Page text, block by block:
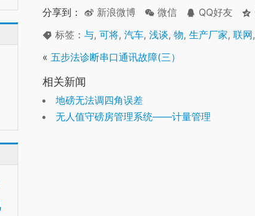
分享到： 新浪微博 微信 QQ好友
标签： 与, 可将, 汽车, 浅谈, 物, 生产厂家, 联网,
« 五步法诊断串口通讯故障(三）
相关新闻
地磅无法调四角误差
无人值守磅房管理系统——计量管理